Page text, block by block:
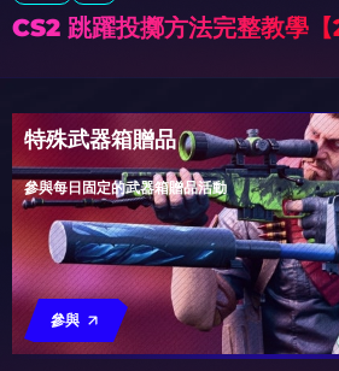
CS2 跳躍投擲方法完整教學【
特殊武器箱贈品
參與每日固定的武器箱贈品活動
參與